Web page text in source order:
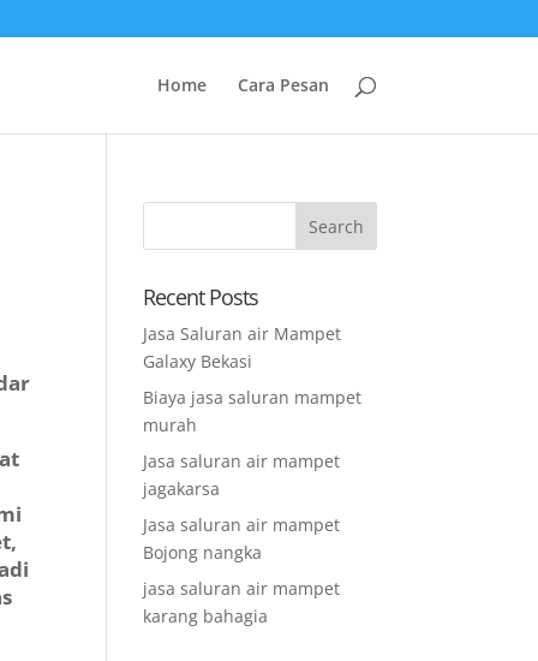
Home Cara Pesan
Recent Posts
Jasa Saluran air Mampet
Galaxy Bekasi
Biaya jasa saluran mampet
murah
Jasa saluran air mampet
jagakarsa
Jasa saluran air mampet
Bojong nangka
jasa saluran air mampet
karang bahagia